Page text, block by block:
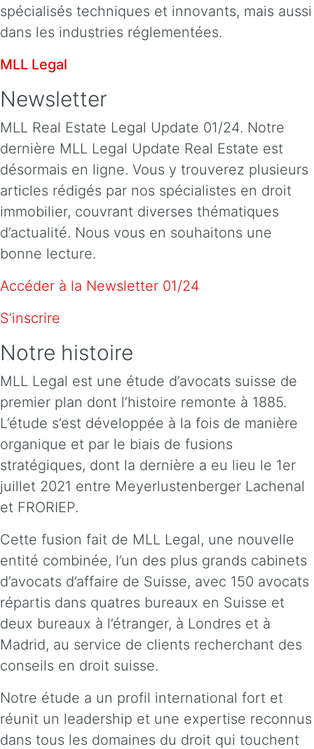
spécialisés techniques et innovants, mais aussi
dans les industries réglementées.
MLL Legal
Newsletter
MLL Real Estate Legal Update 01/24. Notre
dernière MLL Legal Update Real Estate est
désormais en ligne. Vous y trouverez plusieurs
articles rédigés par nos spécialistes en droit
immobilier, couvrant diverses thématiques
d’actualité. Nous vous en souhaitons une
bonne lecture.
Accéder à la Newsletter 01/24
S’inscrire
Notre histoire
MLL Legal est une étude d’avocats suisse de
premier plan dont l’histoire remonte à 1885.
L’étude s’est développée à la fois de manière
organique et par le biais de fusions
stratégiques, dont la dernière a eu lieu le 1er
juillet 2021 entre Meyerlustenberger Lachenal
et FRORIEP.
Cette fusion fait de MLL Legal, une nouvelle
entité combinée, l’un des plus grands cabinets
d’avocats d’affaire de Suisse, avec 150 avocats
répartis dans quatres bureaux en Suisse et
deux bureaux à l’étranger, à Londres et à
Madrid, au service de clients recherchant des
conseils en droit suisse.
Notre étude a un profil international fort et
réunit un leadership et une expertise reconnus
dans tous les domaines du droit qui touchent